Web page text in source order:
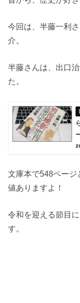
今回は、半藤一利
介。
半藤さんは、出口
た。
文庫本で548ページ
値ありますよ！
令和を迎える節目
す。